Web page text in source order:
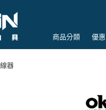
商品分類 優
器